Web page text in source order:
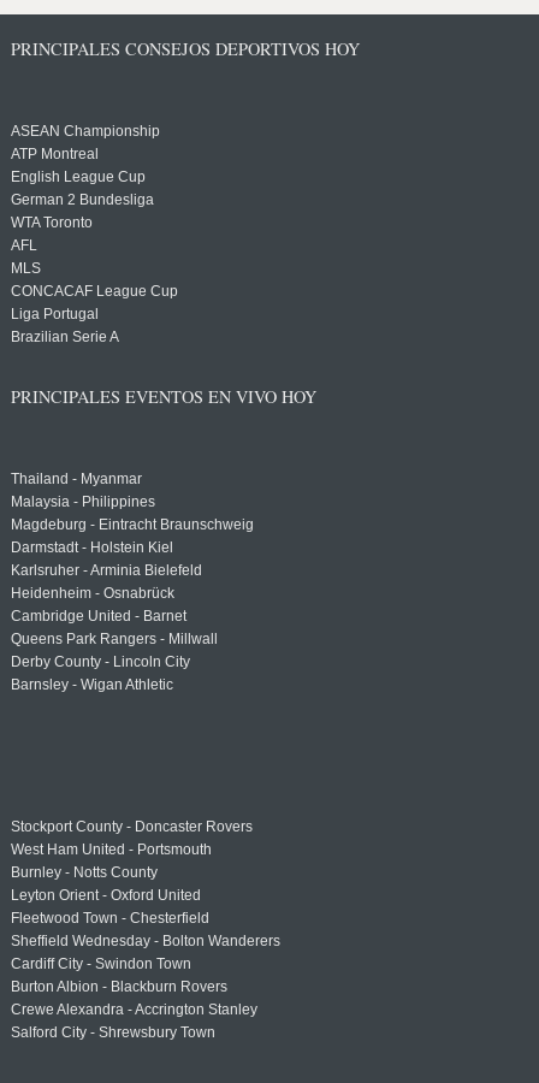
PRINCIPALES CONSEJOS DEPORTIVOS HOY
ASEAN Championship
ATP Montreal
English League Cup
German 2 Bundesliga
WTA Toronto
AFL
MLS
CONCACAF League Cup
Liga Portugal
Brazilian Serie A
PRINCIPALES EVENTOS EN VIVO HOY
Thailand - Myanmar
Malaysia - Philippines
Magdeburg - Eintracht Braunschweig
Darmstadt - Holstein Kiel
Karlsruher - Arminia Bielefeld
Heidenheim - Osnabrück
Cambridge United - Barnet
Queens Park Rangers - Millwall
Derby County - Lincoln City
Barnsley - Wigan Athletic
Stockport County - Doncaster Rovers
West Ham United - Portsmouth
Burnley - Notts County
Leyton Orient - Oxford United
Fleetwood Town - Chesterfield
Sheffield Wednesday - Bolton Wanderers
Cardiff City - Swindon Town
Burton Albion - Blackburn Rovers
Crewe Alexandra - Accrington Stanley
Salford City - Shrewsbury Town